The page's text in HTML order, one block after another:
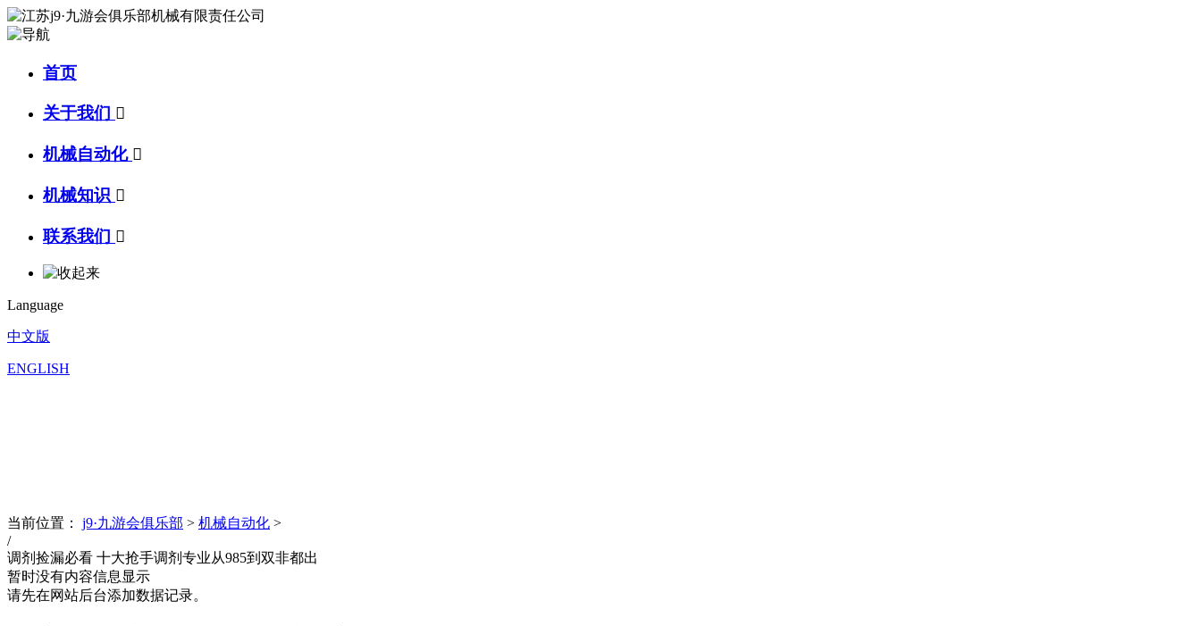
首页
关于我们 
机械自动化 
机械知识 
联系我们 
Language
中文版
ENGLISH
当前位置： j9·九游会俱乐部 > 机械自动化 >
/
调剂捡漏必看 十大抢手调剂专业从985到双非都出
暂时没有内容信息显示
请先在网站后台添加数据记录。